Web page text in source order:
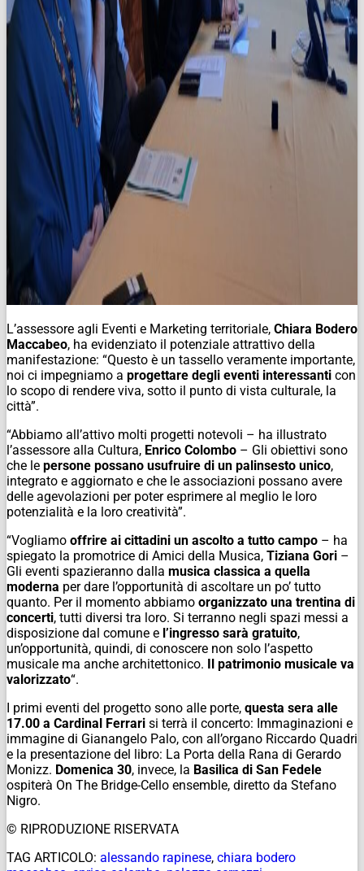
L’assessore agli Eventi e Marketing territoriale, Chiara Bodero
Maccabeo, ha evidenziato il potenziale attrattivo della
manifestazione: “Questo è un tassello veramente importante,
noi ci impegniamo a progettare degli eventi interessanti con
lo scopo di rendere viva, sotto il punto di vista culturale, la
città”.
“Abbiamo all’attivo molti progetti notevoli – ha illustrato
l’assessore alla Cultura, Enrico Colombo – Gli obiettivi sono
che le persone possano usufruire di un palinsesto unico,
integrato e aggiornato e che le associazioni possano avere
delle agevolazioni per poter esprimere al meglio le loro
potenzialità e la loro creatività”.
“Vogliamo offrire ai cittadini un ascolto a tutto campo – ha
spiegato la promotrice di Amici della Musica, Tiziana Gori –
Gli eventi spazieranno dalla musica classica a quella
moderna per dare l’opportunità di ascoltare un po’ tutto
quanto. Per il momento abbiamo organizzato una trentina di
concerti, tutti diversi tra loro. Si terranno negli spazi messi a
disposizione dal comune e l’ingresso sarà gratuito,
un’opportunità, quindi, di conoscere non solo l’aspetto
musicale ma anche architettonico. Il patrimonio musicale va
valorizzato“.
I primi eventi del progetto sono alle porte, questa sera alle
17.00 a Cardinal Ferrari si terrà il concerto: Immaginazioni e
immagine di Gianangelo Palo, con all’organo Riccardo Quadri
e la presentazione del libro: La Porta della Rana di Gerardo
Monizz. Domenica 30, invece, la Basilica di San Fedele
ospiterà On The Bridge-Cello ensemble, diretto da Stefano
Nigro.
© RIPRODUZIONE RISERVATA
TAG ARTICOLO: alessando rapinese, chiara bodero